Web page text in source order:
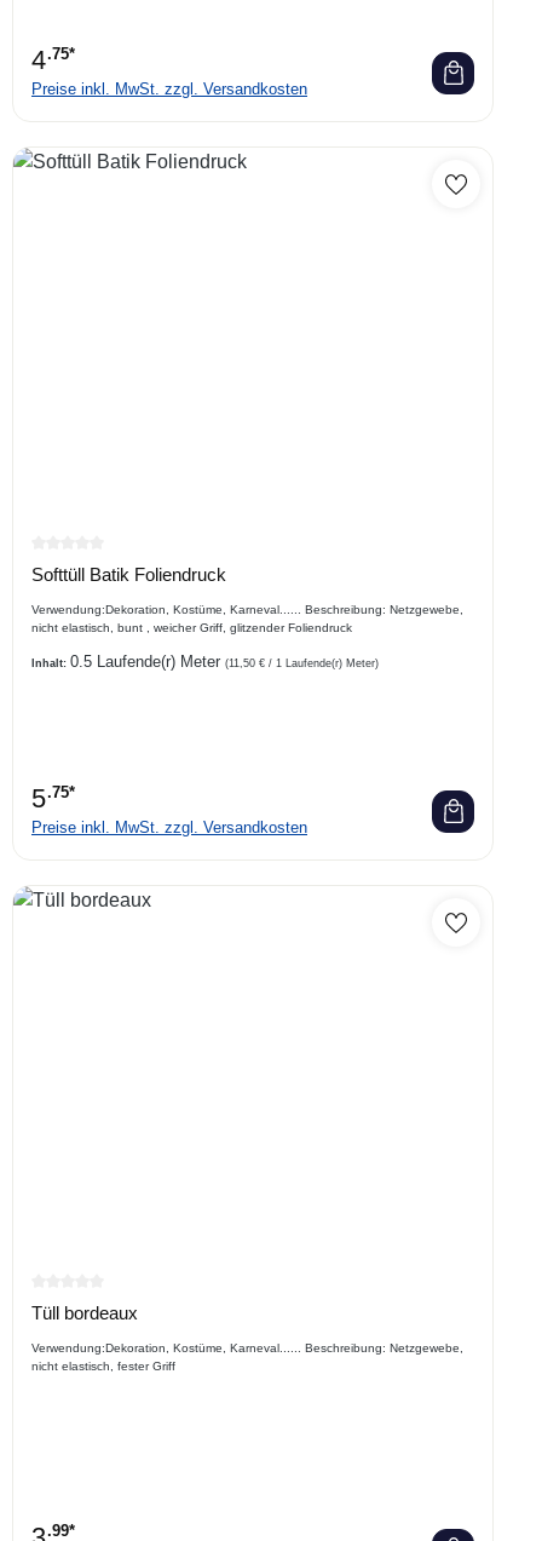
4.75*
Preise inkl. MwSt. zzgl. Versandkosten
Durchschnittliche Bewertung von 0 von 5 Sternen
Softtüll Batik Foliendruck
Verwendung:Dekoration, Kostüme, Karneval...... Beschreibung: Netzgewebe,
nicht elastisch, bunt , weicher Griff, glitzender Foliendruck
Inhalt: 0.5 Laufende(r) Meter (11,50 € / 1 Laufende(r) Meter)
5.75*
Preise inkl. MwSt. zzgl. Versandkosten
Durchschnittliche Bewertung von 0 von 5 Sternen
Tüll bordeaux
Verwendung:Dekoration, Kostüme, Karneval...... Beschreibung: Netzgewebe,
nicht elastisch, fester Griff
.99*